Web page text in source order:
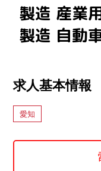
製造 産業
製造 自動
求人基本情報
愛知